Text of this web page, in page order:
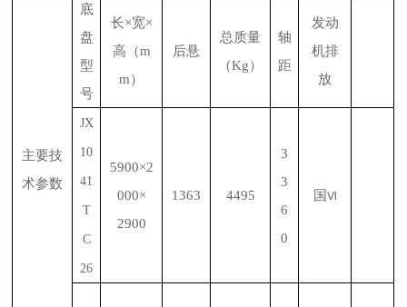
主要技
术参数
底
盘
型
号
长×宽×
高（m
m）
后悬
总质量
（Kg）
轴
距
发动
机排
放
JX
10
41
T
C
26
5900×2
000×
2900
1363 4495
3
3
6
0
国Ⅵ